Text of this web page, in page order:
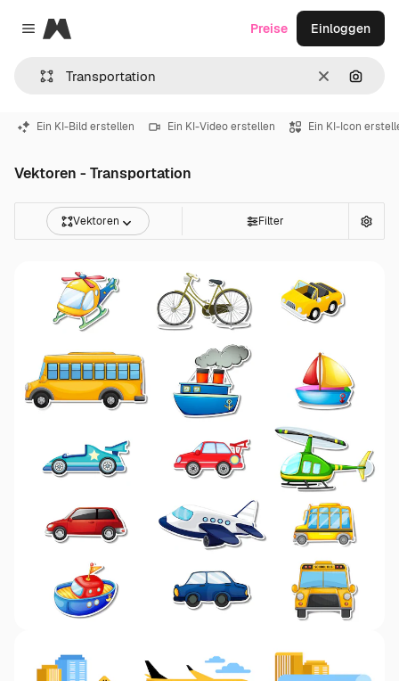
Close menu
Magnific
LöschenNach
Preise Einloggen
Ein KI-Bild erstellen Ein KI-Video erstellen Ein KI-Icon
Vektoren - Transportation
Vektoren Filter